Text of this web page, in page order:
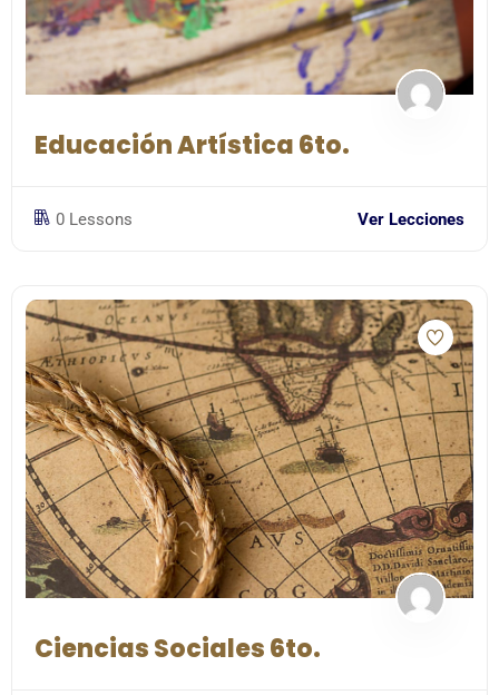
Educación Artística 6to.
0 Lessons Ver Lecciones
Ciencias Sociales 6to.